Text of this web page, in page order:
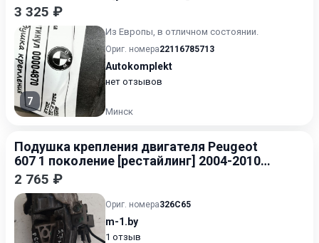
3 325 ₽
7
Из Европы, в отличном состоянии.
Ориг. номера22116785713
Autokomplekt
нет отзывов
Минск
Подушка крепления двигателя Peugeot
607 1 поколение [рестайлинг] 2004-2010
2.7
2 765 ₽
Ориг. номера326C65
m-1.by
1 отзыв